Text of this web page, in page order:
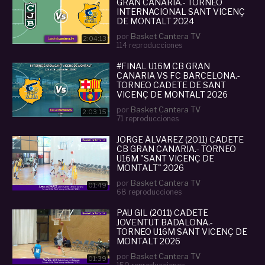
2:04:13
INTERNACIONAL SANT VICENÇ
DE MONTALT 2024
por Basket Cantera TV
114 reproducciones
2:03:15
#FINAL U16M CB GRAN
CANARIA VS FC BARCELONA.-
TORNEO CADETE DE SANT
VICENÇ DE MONTALT 2026
por Basket Cantera TV
71 reproducciones
01:49
JORGE ÁLVAREZ (2011) CADETE
CB GRAN CANARIA.- TORNEO
U16M "SANT VICENÇ DE
MONTALT" 2026
por Basket Cantera TV
68 reproducciones
01:39
PAU GIL (2011) CADETE
JOVENTUT BADALONA.-
TORNEO U16M SANT VICENÇ DE
MONTALT 2026
por Basket Cantera TV